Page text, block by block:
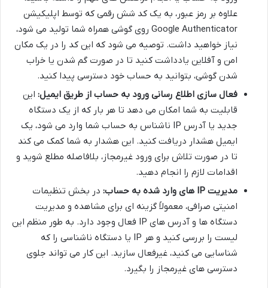
علاوه بر رمز عبور، به یک کد شش رقمی که توسط اپلیکیشن
Google Authenticator روی گوشی همراه شما تولید می شود،
نیاز خواهید داشت. توصیه می شود که این کد را در یک مکان
امن و آفلاین یادداشت کنید تا در صورت گم شدن یا خراب
شدن گوشی، بتوانید به حساب خود دسترسی پیدا کنید.
فعال سازی اطلاع رسانی ورود به حساب از طریق ایمیل: این
قابلیت به شما امکان می دهد تا هر بار که از یک دستگاه
جدید یا آدرس IP ناشناس به حساب شما وارد می شود، یک
ایمیل هشدار دریافت کنید. این هشدار به شما کمک می کند
تا در صورت تلاش برای ورود غیرمجاز، بلافاصله مطلع شوید و
اقدامات لازم را انجام دهید.
مدیریت IP های وارد شده به حساب:
در بخش تنظیمات
امنیتی صرافی، معمولاً گزینه ای برای مشاهده و مدیریت
دستگاه ها و آدرس های IP فعال وجود دارد. به طور منظم این
لیست را بررسی کنید و هر IP یا دستگاه ناشناسی را که
شناسایی می کنید، غیرفعال سازید. این کار می تواند جلوی
دسترسی های غیرمجاز را بگیرد.